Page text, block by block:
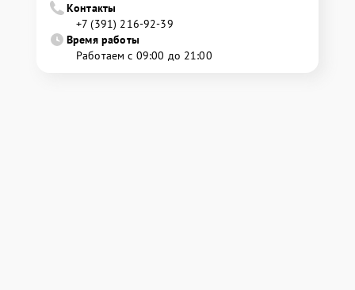
Контакты
+7 (391) 216-92-39
Время работы
Работаем с 09:00 до 21:00